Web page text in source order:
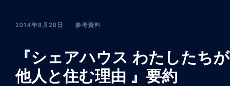
2014年8月28日 参考資料
『シェアハウス わたしたちが
他人と住む理由 』要約